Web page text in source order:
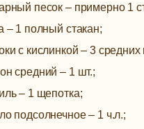
песок – примерно 1
– 1 полный стакан;
с кислинкой – 3 средних
средний – 1 шт.;
– 1 щепотка;
подсолнечное – 1 ч.л.;